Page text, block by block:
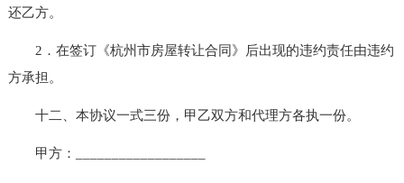
还乙方。
2．在签订《杭州市房屋转让合同》后出现的违约责任由违约
方承担。
十二、本协议一式三份，甲乙双方和代理方各执一份。
甲方：__________________